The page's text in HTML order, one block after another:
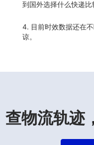
到国外选择什么快递比
4. 目前时效数据还在
谅。
查物流轨迹